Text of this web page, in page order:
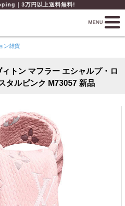
｜3万円以上送料無料!
ン雑貨
トン マフラー エシャルプ・ロ
タルピンク M73057 新品